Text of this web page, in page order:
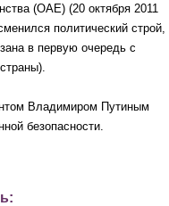
(ОАЕ) (20 октября 2011
политический строй,
в первую очередь с
Владимиром Путиным
безопасности.